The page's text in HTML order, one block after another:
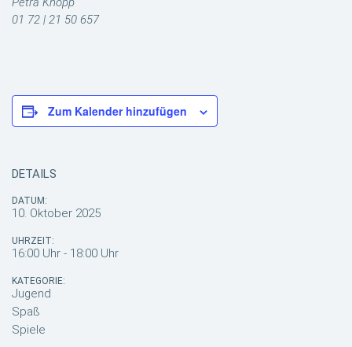
01 72 | 21 50 657
Zum Kalender hinzufügen
DETAILS
DATUM:
10. Oktober 2025
UHRZEIT:
16:00 Uhr - 18:00 Uhr
KATEGORIE:
Jugend
Spaß
Spiele